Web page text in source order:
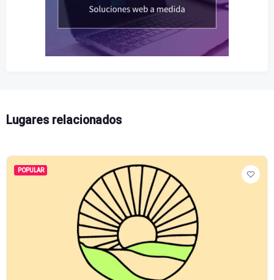
Lugares relacionados
POPULAR